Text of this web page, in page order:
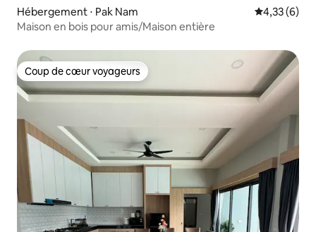
Hébergement ⋅ Pak Nam Évaluation
4,33 (6)
Maison en bois pour amis/Maison entière
Coup de cœur voyageurs
Coup de cœur voyageurs